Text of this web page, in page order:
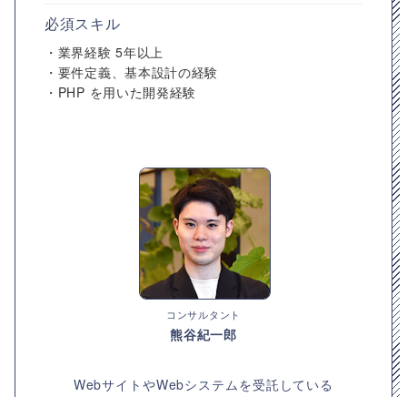
必須スキル
・業界経験 5年以上
・要件定義、基本設計の経験
・PHP を用いた開発経験
コンサルタント
熊谷紀一郎
WebサイトやWebシステムを受託している